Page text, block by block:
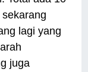
lagi yang
juga